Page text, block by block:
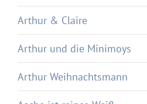
Arthur & Claire
Arthur und die Minimoys
Arthur Weihnachtsmann